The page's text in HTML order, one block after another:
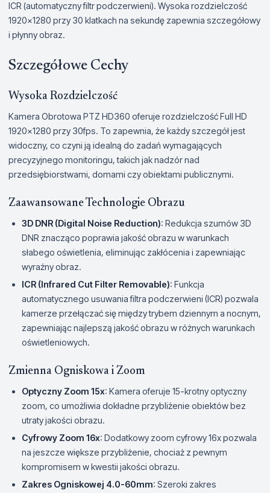
ICR (automatyczny filtr podczerwieni). Wysoka rozdzielczość
1920x1280 przy 30 klatkach na sekundę zapewnia szczegółowy
i płynny obraz.
Szczegółowe Cechy
Wysoka Rozdzielczość
Kamera Obrotowa PTZ HD360 oferuje rozdzielczość Full HD
1920x1280 przy 30fps. To zapewnia, że każdy szczegół jest
widoczny, co czyni ją idealną do zadań wymagających
precyzyjnego monitoringu, takich jak nadzór nad
przedsiębiorstwami, domami czy obiektami publicznymi.
Zaawansowane Technologie Obrazu
3D DNR (Digital Noise Reduction): Redukcja szumów 3D
DNR znacząco poprawia jakość obrazu w warunkach
słabego oświetlenia, eliminując zakłócenia i zapewniając
wyraźny obraz.
ICR (Infrared Cut Filter Removable): Funkcja
automatycznego usuwania filtra podczerwieni (ICR) pozwala
kamerze przełączać się między trybem dziennym a nocnym,
zapewniając najlepszą jakość obrazu w różnych warunkach
oświetleniowych.
Zmienna Ogniskowa i Zoom
Optyczny Zoom 15x: Kamera oferuje 15-krotny optyczny
zoom, co umożliwia dokładne przybliżenie obiektów bez
utraty jakości obrazu.
Cyfrowy Zoom 16x: Dodatkowy zoom cyfrowy 16x pozwala
na jeszcze większe przybliżenie, chociaż z pewnym
kompromisem w kwestii jakości obrazu.
Zakres Ogniskowej 4.0-60mm: Szeroki zakres